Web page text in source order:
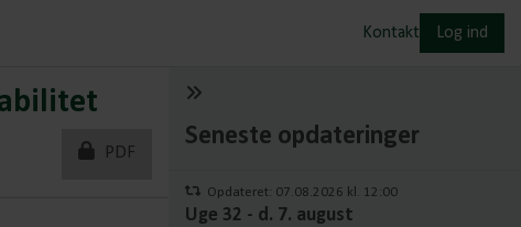
Kontakt Log ind
PDF
Seneste opdateringer
Opdateret: 07.08.2026 kl. 12:00
Uge 32 - d. 7. august